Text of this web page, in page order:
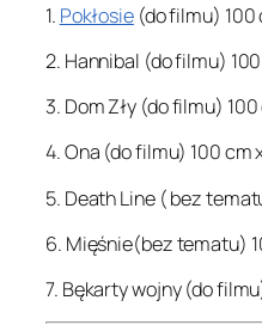
1. Pokłosie(do filmu) 100
2. Hannibal (do filmu)
3. Dom Zły (do filmu)
4. Ona (do filmu) 100 cm
5. Death Line ( bez
6. Mięśnie(bez tematu)
7. Bękarty wojny (do